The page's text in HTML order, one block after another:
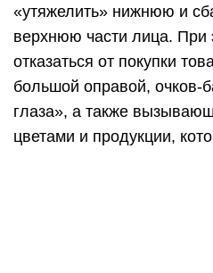
«утяжелить» нижнюю и
верхнюю части лица. При
отказаться от покупки
большой оправой, очков-
глаза», а также
цветами и продукции,